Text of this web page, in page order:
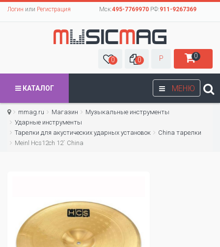
Логин или Регистрация Мск:495-7769970РФ:911-9267369
0 0 Р 0
МЕНЮ
КАТАЛОГ
mmag.ru Магазин
Музыкальные инструменты
Ударные инструменты
Тарелки для акустических ударных установок
China тарелки
Meinl Hcs12ch 12` China